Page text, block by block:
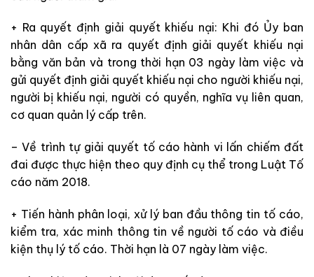
+ Ra quyết định giải quyết khiếu nại: Khi đó Ủy ban
nhân dân cấp xã ra quyết định giải quyết khiếu nại
bằng văn bản và trong thời hạn 03 ngày làm việc và
gửi quyết định giải quyết khiếu nại cho người khiếu nại,
người bị khiếu nại, người có quyền, nghĩa vụ liên quan,
cơ quan quản lý cấp trên.
– Về trình tự giải quyết tố cáo hành vi lấn chiếm đất
đai được thực hiện theo quy định cụ thể trong Luật Tố
cáo năm 2018.
+ Tiến hành phân loại, xử lý ban đầu thông tin tố cáo,
kiểm tra, xác minh thông tin về người tố cáo và điều
kiện thụ lý tố cáo. Thời hạn là 07 ngày làm việc.